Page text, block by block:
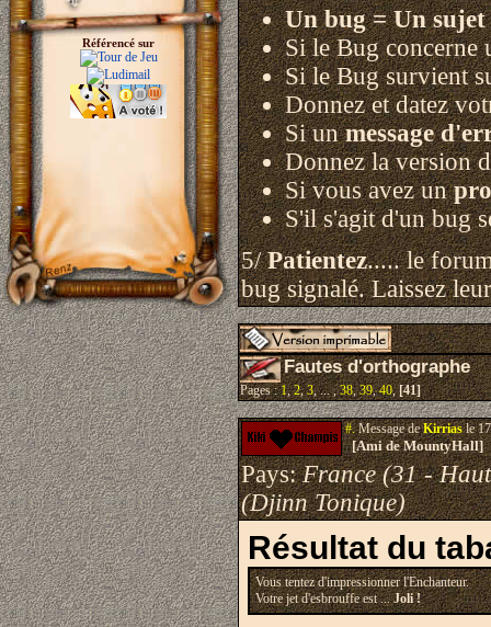
Référencé sur
Un bug = Un
Si le Bug
Si le Bug survient
Donnez et datez
Si unmessage
Donnez la version
Si vous avez un
S'il s'agit d'un bug
5/Patientez..... le
bug signalé. Laissez
Fautes d'orthographe
Pages :1,2,3, ... ,38,39,40,[41]
#.Message deKirriasle
[Ami de MountyHall]
Pays:France (31 -
(Djinn Tonique)
Résultat du
Vous tentez d'impressionner l'Enchanteur.
Votre jet d'esbrouffe est ...Joli !